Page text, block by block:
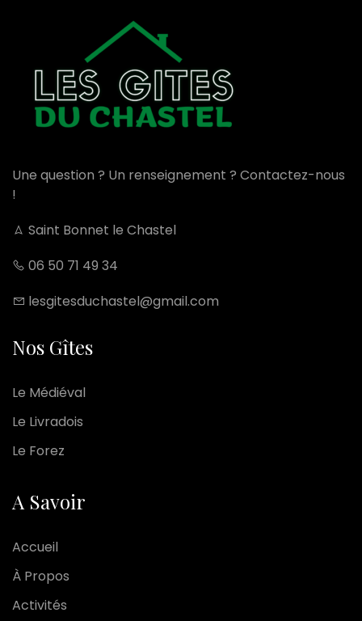
Une question ? Un renseignement ? Contactez-nous
!
Saint Bonnet le Chastel
06 50 71 49 34
lesgitesduchastel@gmail.com
Nos Gîtes
Le Médiéval
Le Livradois
Le Forez
A Savoir
Accueil
À Propos
Activités